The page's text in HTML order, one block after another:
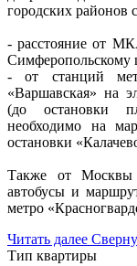
городских районов
- расстояние от
Симферопольскому
- от станций
«Варшавская» на
(до остановки
необходимо на
остановки
Также от Москвы
автобусы и
метро
Читать далее
Тип квартиры